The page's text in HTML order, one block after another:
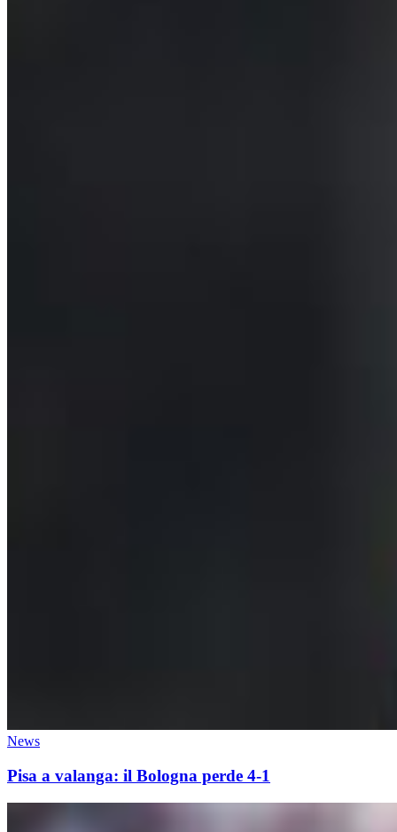
News
Pisa a valanga: il Bologna perde 4-1